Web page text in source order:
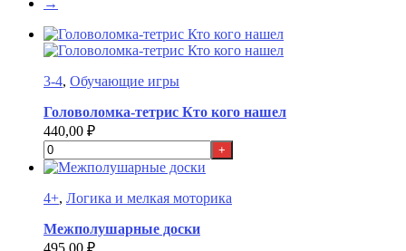
3-4, Обучающие игры
Головоломка-тетрис Кто кого нашел
440,00 ₽
+
4+, Логика и мелкая моторика
Межполушарные доски
495,00 ₽